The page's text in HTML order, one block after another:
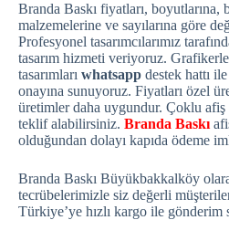
Branda Baskı fiyatları, boyutlarına,
malzemelerine ve sayılarına göre
Profesyonel tasarımcılarımız
tasarım hizmeti veriyoruz.
tasarımları whatsapp destek hattı
onayına sunuyoruz. Fiyatları özel
üretimler daha uygundur. Çoklu afiş
teklif alabilirsiniz. Branda Baskı
olduğundan dolayı kapıda ödeme
Branda Baskı Büyükbakkalköy
tecrübelerimizle siz değerli
Türkiye’ye hızlı kargo ile gönderim